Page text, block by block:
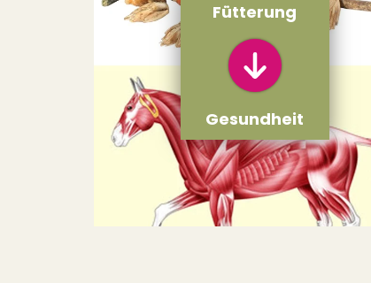
Fütterung
Gesundheit